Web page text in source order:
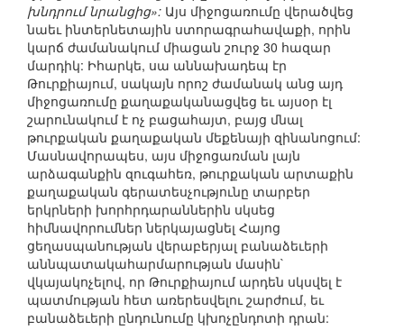
խնդրում նրանցից»: Այս միջոցառումը վերածվեց
նաեւ ինտերնետային ստորագրահավաքի, որին
կարճ ժամանակում միացան շուրջ 30 հազար
մարդիկ: Իհարկե, սա աննախադեպ էր
Թուրքիայում, սակայն որոշ ժամանակ անց այդ
միջոցառումը քաղաքականացվեց եւ այսօր էլ
շարունակում է ոչ բացահայտ, բայց մնալ
թուրքական քաղաքական մեքենայի զինանոցում:
Մասնավորապես, այս միջոցառման լայն
արձագանքին զուգահեռ, թուրքական արտաքին
քաղաքական գերատեսչությունը տարբեր
երկրների խորհրդարաններին սկսեց
հիմնավորումներ ներկայացնել Հայոց
ցեղասպանության վերաբերյալ բանաձեւերի
աննպատակահարմարության մասին`
վկայակոչելով, որ Թուրքիայում արդեն սկսվել է
պատմության հետ առերեսվելու շարժում, եւ
բանաձեւերի ընդունումը կխոչընդոտի դրան: